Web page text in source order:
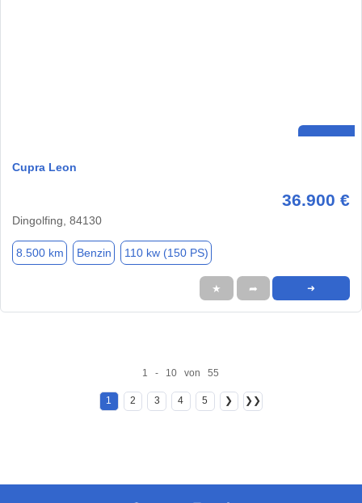
Cupra Leon
36.900 €
Dingolfing, 84130
8.500 km Benzin 110 kw (150 PS)
★ ➦ ➜
1 - 10 von 55
1 2 3 4 5 ❯ ❯❯